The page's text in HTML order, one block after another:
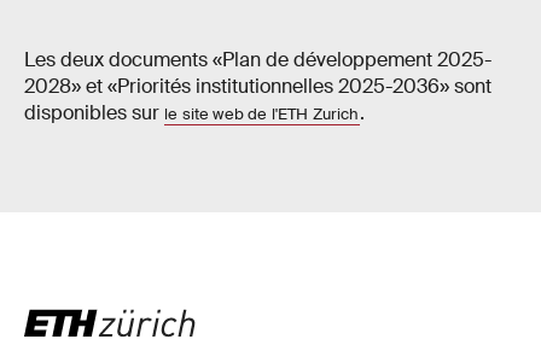
Les deux documents «Plan de développement 2025-
2028» et «Priorités institutionnelles 2025-2036» sont
disponibles sur le site web de l'ETH Zurich.